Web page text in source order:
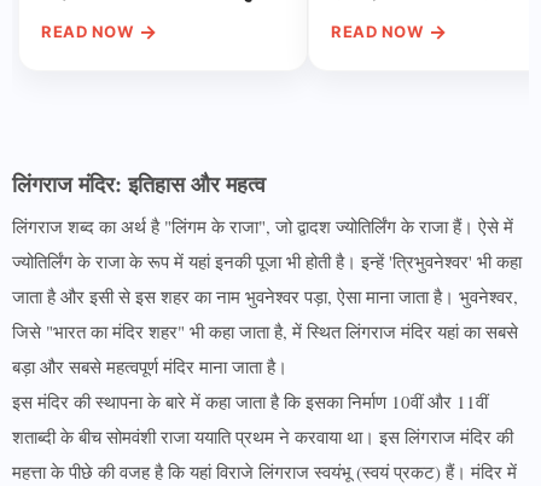
दुनिया की धरोहर, प्रकृति प्रेम
READ NOW →
पर भी खोला राज
READ NOW →
लिंगराज मंदिर: इतिहास और महत्व
लिंगराज शब्द का अर्थ है "लिंगम के राजा", जो द्वादश ज्योतिर्लिंग के राजा हैं। ऐसे में
ज्योतिर्लिंग के राजा के रूप में यहां इनकी पूजा भी होती है। इन्हें 'त्रिभुवनेश्वर' भी कहा
जाता है और इसी से इस शहर का नाम भुवनेश्वर पड़ा, ऐसा माना जाता है। भुवनेश्वर,
जिसे "भारत का मंदिर शहर" भी कहा जाता है, में स्थित लिंगराज मंदिर यहां का सबसे
बड़ा और सबसे महत्वपूर्ण मंदिर माना जाता है।
इस मंदिर की स्थापना के बारे में कहा जाता है कि इसका निर्माण 10वीं और 11वीं
शताब्दी के बीच सोमवंशी राजा ययाति प्रथम ने करवाया था। इस लिंगराज मंदिर की
महत्ता के पीछे की वजह है कि यहां विराजे लिंगराज स्वयंभू (स्वयं प्रकट) हैं। मंदिर में